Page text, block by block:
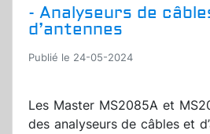
- Analyseurs de
d’antennes
Publié le 24-05-2024
Les Master MS2085A et
des analyseurs de câbles et